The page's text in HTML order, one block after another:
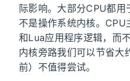
际影响。大部分CPU都
不是操作系统内核。
和Lua应用程序逻辑，而
内核旁路我们可以节省大
前）不值得尝试。